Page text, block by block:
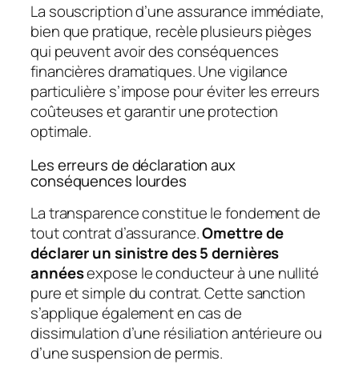
La souscription d’une assurance immédiate,
bien que pratique, recèle plusieurs pièges
qui peuvent avoir des conséquences
financières dramatiques. Une vigilance
particulière s’impose pour éviter les erreurs
coûteuses et garantir une protection
optimale.
Les erreurs de déclaration aux
conséquences lourdes
La transparence constitue le fondement de
tout contrat d’assurance.Omettre de
déclarer un sinistre des 5 dernières
annéesexpose le conducteur à une nullité
pure et simple du contrat. Cette sanction
s’applique également en cas de
dissimulation d’une résiliation antérieure ou
d’une suspension de permis.